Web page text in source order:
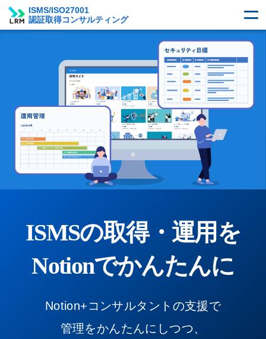
ISMS/ISO27001
認証取得コンサルティング
ISMSの取得・運用を
Notionでかんたんに
Notion+コンサルタントの支援で
管理をかんたんにしつつ、